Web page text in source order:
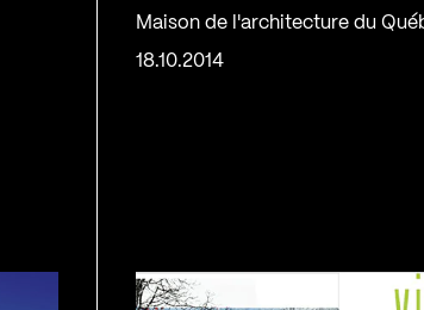
Maison de l'architecture du
18.10.2014